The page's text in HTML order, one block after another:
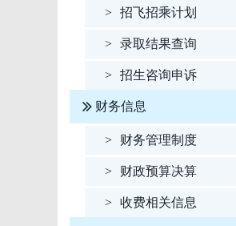
> 招飞招乘计划
> 录取结果查询
> 招生咨询申诉
财务信息
> 财务管理制度
> 财政预算决算
> 收费相关信息